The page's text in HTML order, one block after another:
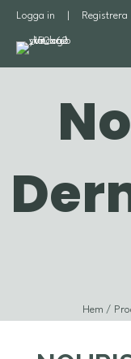
Logga in Registrera
Hem /